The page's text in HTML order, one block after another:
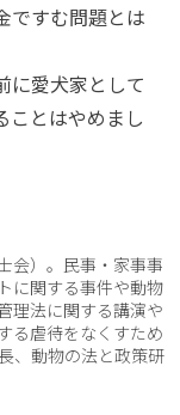
ですむ問題とは
に愛犬家として
ことはやめまし
会）。民事・家事事
に関する事件や動物
理法に関する講演や
る虐待をなくすため
、動物の法と政策研